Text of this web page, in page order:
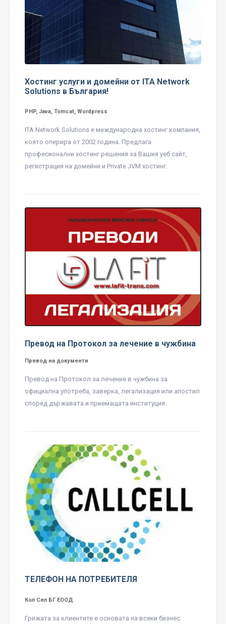
Хостинг услуги и домейни от ITA Network
Solutions в България!
PHP, Java, Tomcat, Wordpress
ITA Network Solutions е международна хостинг компания,
която оперира от 2002 година. Предлага
професионални хостинг решения за Вашия уеб сайт,
регистрация на домейни и Private JVM хостинг.
Превод на Протокол за лечение в чужбина
Превод на документи
Превод на Протокол за лечение в чужбина за
официална употреба, заверка, легализация или апостил
според държавата и приемащата институция.
ТЕЛЕФОН НА ПОТРЕБИТЕЛЯ
Кол Сел БГ ЕООД
Грижата за клиентите е основата на всеки бизнес